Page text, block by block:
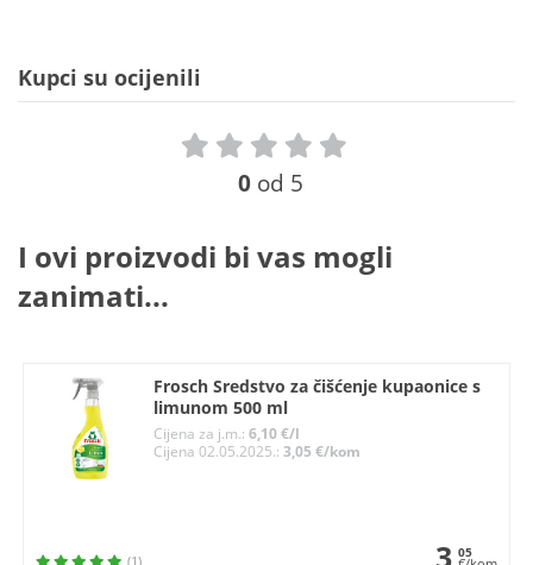
Kupci su ocijenili
0 od 5
I ovi proizvodi bi vas mogli
zanimati...
Frosch Sredstvo za čišćenje kupaonice s
limunom 500 ml
Cijena za j.m.: 6,10 €/l
Cijena 02.05.2025.: 3,05 €/kom
(1) 05